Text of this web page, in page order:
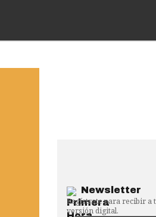
Newsletter
Regístrate para recibir a
versión digital.